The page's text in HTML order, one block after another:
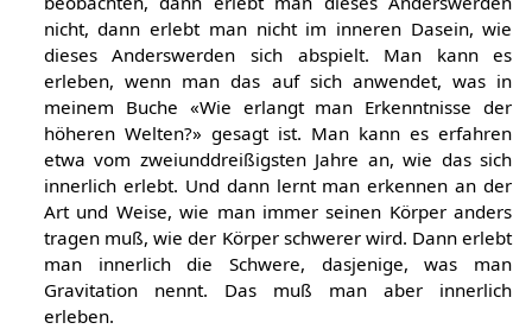
nicht, dann erlebt man nicht im inneren Dasein, wie
dieses Anderswerden sich abspielt. Man kann es
erleben, wenn man das auf sich anwendet, was in
meinem Buche «Wie erlangt man Erkenntnisse der
höheren Welten?» gesagt ist. Man kann es erfahren
etwa vom zweiunddreißigsten Jahre an, wie das sich
innerlich erlebt. Und dann lernt man erkennen an der
Art und Weise, wie man immer seinen Körper anders
tragen muß, wie der Körper schwerer wird. Dann erlebt
man innerlich die Schwere, dasjenige, was man
Gravitation nennt. Das muß man aber innerlich
erleben.